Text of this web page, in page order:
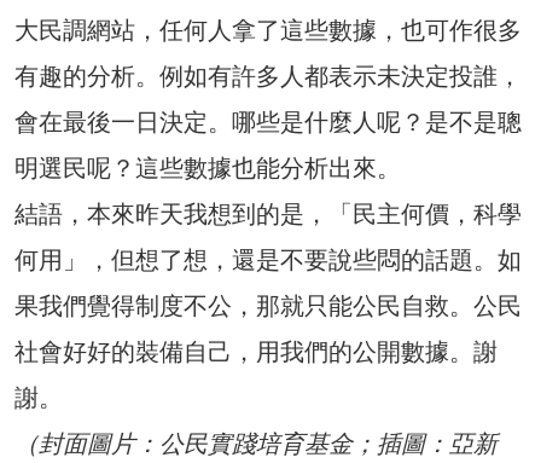
大民調網站，任何人拿了這些數據，也可作很多
有趣的分析。例如有許多人都表示未決定投誰，
會在最後一日決定。哪些是什麼人呢？是不是聰
明選民呢？這些數據也能分析出來。
結語，本來昨天我想到的是，「民主何價，科學
何用」，但想了想，還是不要說些悶的話題。如
果我們覺得制度不公，那就只能公民自救。公民
社會好好的裝備自己，用我們的公開數據。謝
謝。
（封面圖片：公民實踐培育基金；插圖：亞新